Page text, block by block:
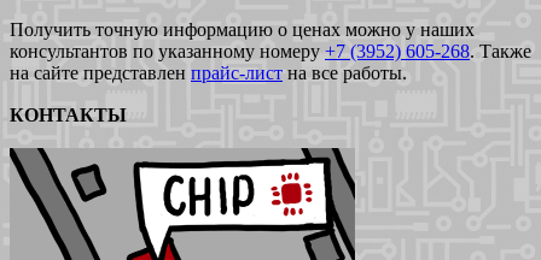
Получить точную информацию о ценах можно у наших
консультантов по указанному номеру +7 (3952) 605-268. Также
на сайте представлен прайс-лист на все работы.
КОНТАКТЫ